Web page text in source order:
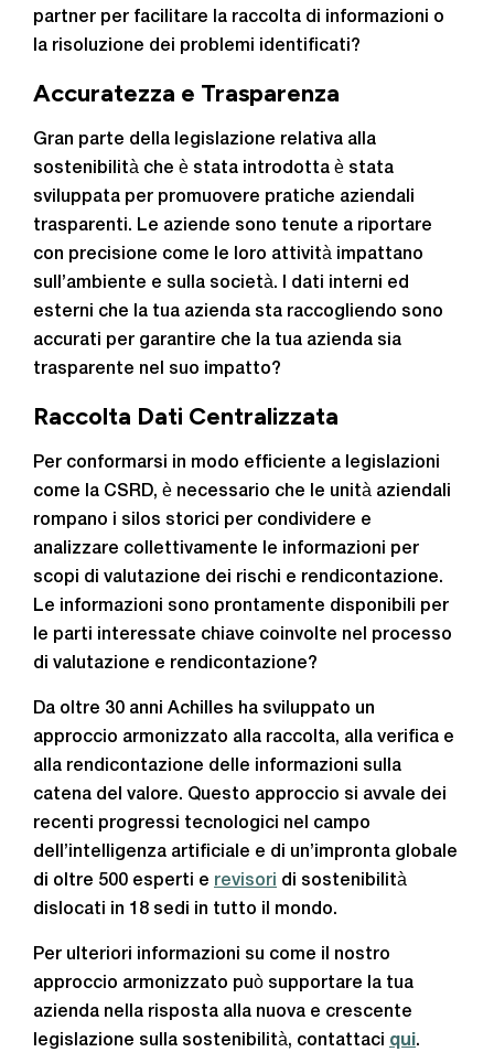
partner per facilitare la raccolta di informazioni o
la risoluzione dei problemi identificati?
Accuratezza e Trasparenza
Gran parte della legislazione relativa alla
sostenibilità che è stata introdotta è stata
sviluppata per promuovere pratiche aziendali
trasparenti. Le aziende sono tenute a riportare
con precisione come le loro attività impattano
sull’ambiente e sulla società. I dati interni ed
esterni che la tua azienda sta raccogliendo sono
accurati per garantire che la tua azienda sia
trasparente nel suo impatto?
Raccolta Dati Centralizzata
Per conformarsi in modo efficiente a legislazioni
come la CSRD, è necessario che le unità aziendali
rompano i silos storici per condividere e
analizzare collettivamente le informazioni per
scopi di valutazione dei rischi e rendicontazione.
Le informazioni sono prontamente disponibili per
le parti interessate chiave coinvolte nel processo
di valutazione e rendicontazione?
Da oltre 30 anni Achilles ha sviluppato un
approccio armonizzato alla raccolta, alla verifica e
alla rendicontazione delle informazioni sulla
catena del valore. Questo approccio si avvale dei
recenti progressi tecnologici nel campo
dell’intelligenza artificiale e di un’impronta globale
di oltre 500 esperti e revisori
di sostenibilità
dislocati in 18 sedi in tutto il mondo.
Per ulteriori informazioni su come il nostro
approccio armonizzato può supportare la tua
azienda nella risposta alla nuova e crescente
legislazione sulla sostenibilità, contattaci qui .